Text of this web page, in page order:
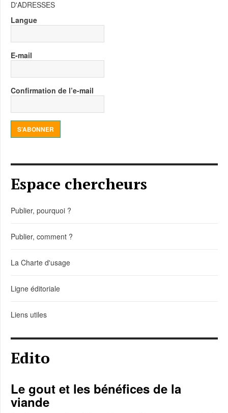
D'ADRESSES
Langue
E-mail
Confirmation de l’e-mail
S’ABONNER
Espace chercheurs
Publier, pourquoi ?
Publier, comment ?
La Charte d'usage
Ligne éditoriale
Liens utiles
Edito
Le gout et les bénéfices de la
viande